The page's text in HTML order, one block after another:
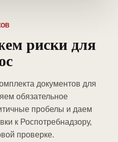
риски для
документов для
обязательное
пробелы и даем
к Роспотребнадзору,
проверке.